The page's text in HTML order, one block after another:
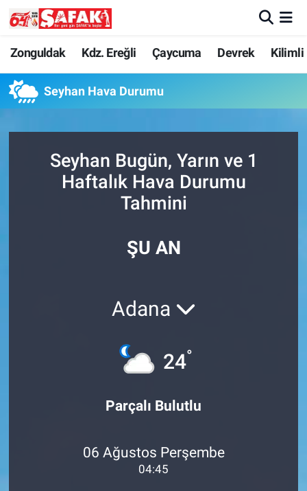
Zonguldak Kdz. Ereğli Çaycuma Devrek Kilimli
Seyhan Hava Durumu
Seyhan Bugün, Yarın ve 1
Haftalık Hava Durumu
Tahmini
ŞU AN
Adana
24°
Parçalı Bulutlu
06 Ağustos Perşembe
04:45
Zonguldak
Kdz. Ereğli
Devrek
Kilimli
Zonguldak Nöbetçi Eczaneler
Zonguldak Hava Durumu
Zonguldak Trafik Yoğunluk Haritası
Süper Lig Puan Durumu ve Fikstür
Son Dakika Haberleri